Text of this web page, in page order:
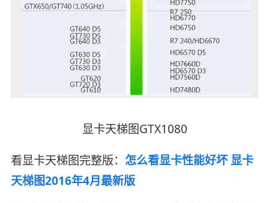
显卡天梯图GTX1080
看显卡天梯图完整版： 怎么看显卡性能好坏 显卡
天梯图2016年4月最新版